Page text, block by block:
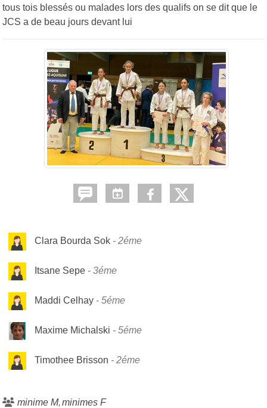
tous tois blessés ou malades lors des qualifs on se dit que le
JCS a de beau jours devant lui
Clara Bourda Sok 2éme
Itsane Sepe 3éme
Maddi Celhay 5éme
Maxime Michalski 5éme
Timothee Brisson 2éme
minime M minimes F